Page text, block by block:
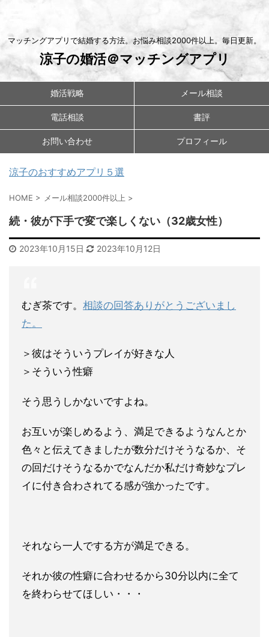
マッチングアプリで結婚する方法。お悩み相談2000件以上。毎日更新。
涼子の婚活＠マッチングアプリ
婚活戦略 メール相談
電話相談 書評
お問い合わせ プロフィール
涼子のおすすめアプリ５選
HOME > メール相談2000件以上 >
続・彼が下手で変で楽しくない（32歳女性）
2023年10月15日 2023年10月12日
むぎ茶です。 相談の回答ありがとうございまし
た。
＞彼はそういうプレイが好きな人
＞そういう性癖
そう思うしかないですよね。
お互いが楽しめるよう、満足できるようなんとか
色々と伝えてきま したが数分だけそうなるか、そ
の回だけそうなるかでなんだか私だけ奇妙なプレ
イに付き合わされてる感が強かったです。
それなら一人でする方が満足できる。
それか彼の性癖に合わせるから30分以内に全て
を終わらせてほしい・・・